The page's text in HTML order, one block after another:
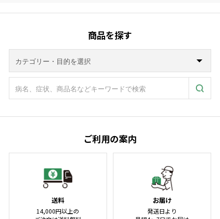
商品を探す
ご利用の案内
送料
14,000円以上の
お届け
発送日より